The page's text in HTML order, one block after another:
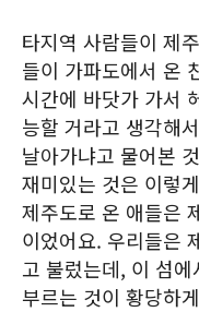
타지역 사람들이 제
들이 가파도에서 온
시간에 바닷가 가서
능할 거라고 생각해
날아가냐고 물어본
재미있는 것은 이렇
제주도로 온 애들은
이었어요. 우리들은
고 불렀는데, 이 섬
부르는 것이 황당하